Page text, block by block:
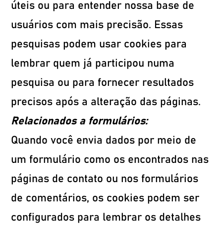
úteis ou para entender nossa base de
usuários com mais precisão. Essas
pesquisas podem usar cookies para
lembrar quem já participou numa
pesquisa ou para fornecer resultados
precisos após a alteração das páginas.
Relacionados a formulários:
Quando você envia dados por meio de
um formulário como os encontrados nas
páginas de contato ou nos formulários
de comentários, os cookies podem ser
configurados para lembrar os detalhes